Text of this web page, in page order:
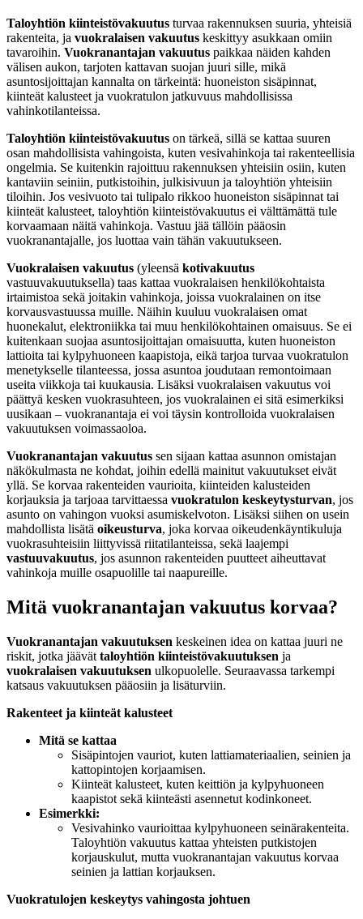
Taloyhtiön kiinteistövakuutus turvaa rakennuksen suuria, yhteisiä
rakenteita, ja vuokralaisen vakuutus keskittyy asukkaan omiin
tavaroihin. Vuokranantajan vakuutus paikkaa näiden kahden
välisen aukon, tarjoten kattavan suojan juuri sille, mikä
asuntosijoittajan kannalta on tärkeintä: huoneiston sisäpinnat,
kiinteät kalusteet ja vuokratulon jatkuvuus mahdollisissa
vahinkotilanteissa.
Taloyhtiön kiinteistövakuutus on tärkeä, sillä se kattaa suuren
osan mahdollisista vahingoista, kuten vesivahinkoja tai rakenteellisia
ongelmia. Se kuitenkin rajoittuu rakennuksen yhteisiin osiin, kuten
kantaviin seiniin, putkistoihin, julkisivuun ja taloyhtiön yhteisiin
tiloihin. Jos vesivuoto tai tulipalo rikkoo huoneiston sisäpinnat tai
kiinteät kalusteet, taloyhtiön kiinteistövakuutus ei välttämättä tule
korvaamaan näitä vahinkoja. Vastuu jää tällöin pääosin
vuokranantajalle, jos luottaa vain tähän vakuutukseen.
Vuokralaisen vakuutus (yleensä kotivakuutus
vastuuvakuutuksella) taas kattaa vuokralaisen henkilökohtaista
irtaimistoa sekä joitakin vahinkoja, joissa vuokralainen on itse
korvausvastuussa muille. Näihin kuuluu vuokralaisen omat
huonekalut, elektroniikka tai muu henkilökohtainen omaisuus. Se ei
kuitenkaan suojaa asuntosijoittajan omaisuutta, kuten huoneiston
lattioita tai kylpyhuoneen kaapistoja, eikä tarjoa turvaa vuokratulon
menetykselle tilanteessa, jossa asuntoa joudutaan remontoimaan
useita viikkoja tai kuukausia. Lisäksi vuokralaisen vakuutus voi
päättyä kesken vuokrasuhteen, jos vuokralainen ei sitä esimerkiksi
uusikaan – vuokranantaja ei voi täysin kontrolloida vuokralaisen
vakuutuksen voimassaoloa.
Vuokranantajan vakuutus sen sijaan kattaa asunnon omistajan
näkökulmasta ne kohdat, joihin edellä mainitut vakuutukset eivät
yllä. Se korvaa rakenteiden vaurioita, kiinteiden kalusteiden
korjauksia ja tarjoaa tarvittaessa vuokratulon keskeytysturvan, jos
asunto on vahingon vuoksi asumiskelvoton. Lisäksi siihen on usein
mahdollista lisätä oikeusturva, joka korvaa oikeudenkäyntikuluja
vuokrasuhteisiin liittyvissä riitatilanteissa, sekä laajempi
vastuuvakuutus, jos asunnon rakenteiden puutteet aiheuttavat
vahinkoja muille osapuolille tai naapureille.
Mitä vuokranantajan vakuutus korvaa?
Vuokranantajan vakuutuksen keskeinen idea on kattaa juuri ne
riskit, jotka jäävät taloyhtiön kiinteistövakuutuksen ja
vuokralaisen vakuutuksen ulkopuolelle. Seuraavassa tarkempi
katsaus vakuutuksen pääosiin ja lisäturviin.
Rakenteet ja kiinteät kalusteet
Mitä se kattaa
Sisäpintojen vauriot, kuten lattiamateriaalien, seinien ja
kattopintojen korjaamisen.
Kiinteät kalusteet, kuten keittiön ja kylpyhuoneen
kaapistot sekä kiinteästi asennetut kodinkoneet.
Esimerkki:
Vesivahinko vaurioittaa kylpyhuoneen seinärakenteita.
Taloyhtiön vakuutus kattaa yhteisten putkistojen
korjauskulut, mutta vuokranantajan vakuutus korvaa
seinien ja lattian korjauksen.
Vuokratulojen keskeytys vahingosta johtuen